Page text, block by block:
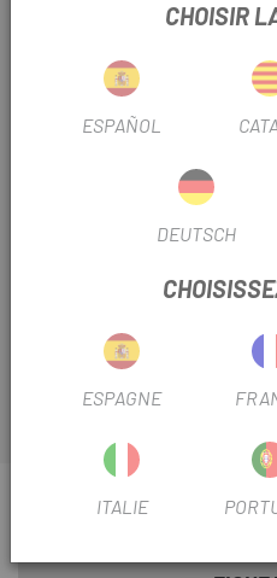
Consultez les délais de
Derniers
Toutes les pièces détachées
sont disponibles chezEscapa
de vis XLC CR-E04 pour
pour plateaux et
INFORMATION SUR JEU
CHOISIR
ESPAÑOL
DEUTSCH
ESPAGNE
ITALIE